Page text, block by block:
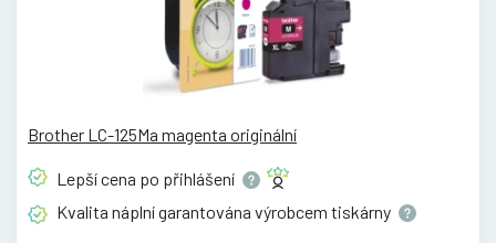
Brother LC-125Ma magenta originální
Lepší cena po přihlášení
Kvalita náplní garantována výrobcem tiskárny